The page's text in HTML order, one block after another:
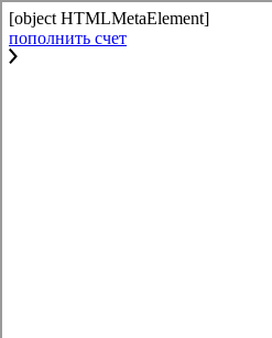
[object HTMLMetaElement]
пополнить счет